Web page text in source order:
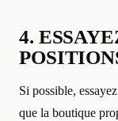
4.
Si possible,
que la boutique